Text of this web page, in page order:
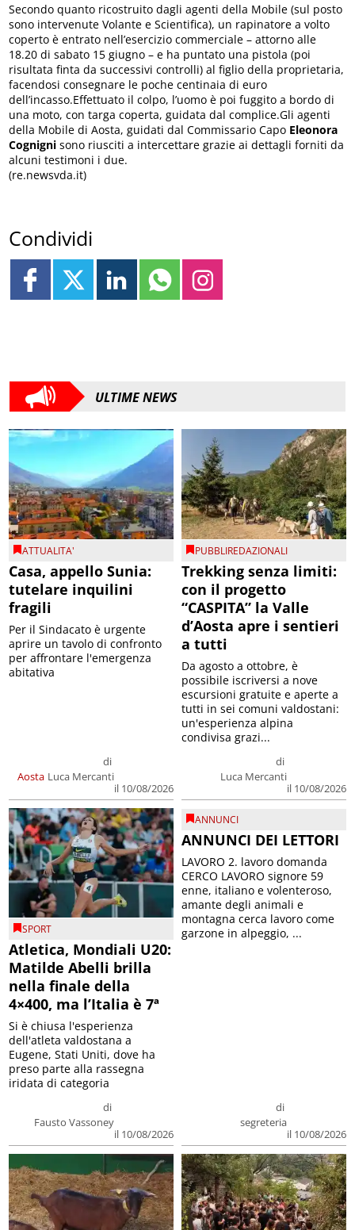
Secondo quanto ricostruito dagli agenti della Mobile (sul posto
sono intervenute Volante e Scientifica), un rapinatore a volto
coperto è entrato nell’esercizio commerciale – attorno alle
18.20 di sabato 15 giugno – e ha puntato una pistola (poi
risultata finta da successivi controlli) al figlio della proprietaria,
facendosi consegnare le poche centinaia di euro
dell’incasso.Effettuato il colpo, l’uomo è poi fuggito a bordo di
una moto, con targa coperta, guidata dal complice.Gli agenti
della Mobile di Aosta, guidati dal Commissario Capo Eleonora
Cognigni sono riusciti a intercettare grazie ai dettagli forniti da
alcuni testimoni i due.
(re.newsvda.it)
Condividi
ULTIME NEWS
ATTUALITA'
Casa, appello Sunia:
tutelare inquilini
fragili
Aosta
di
Luca Mercanti
il 10/08/2026
Per il Sindacato è urgente
aprire un tavolo di confronto
per affrontare l'emergenza
abitativa
PUBBLIREDAZIONALI
Trekking senza limiti:
con il progetto
“CASPITA” la Valle
d’Aosta apre i sentieri
a tutti
di
Luca Mercanti
il 10/08/2026
Da agosto a ottobre, è
possibile iscriversi a nove
escursioni gratuite e aperte a
tutti in sei comuni valdostani:
un'esperienza alpina
condivisa grazi...
SPORT
Atletica, Mondiali U20:
Matilde Abelli brilla
nella finale della
4×400, ma l’Italia è 7ª
di
Fausto Vassoney
il 10/08/2026
Si è chiusa l'esperienza
dell'atleta valdostana a
Eugene, Stati Uniti, dove ha
preso parte alla rassegna
iridata di categoria
ANNUNCI
ANNUNCI DEI LETTORI
di
segreteria
il 10/08/2026
LAVORO 2. lavoro domanda
CERCO LAVORO signore 59
enne, italiano e volenteroso,
amante degli animali e
montagna cerca lavoro come
garzone in alpeggio, ...